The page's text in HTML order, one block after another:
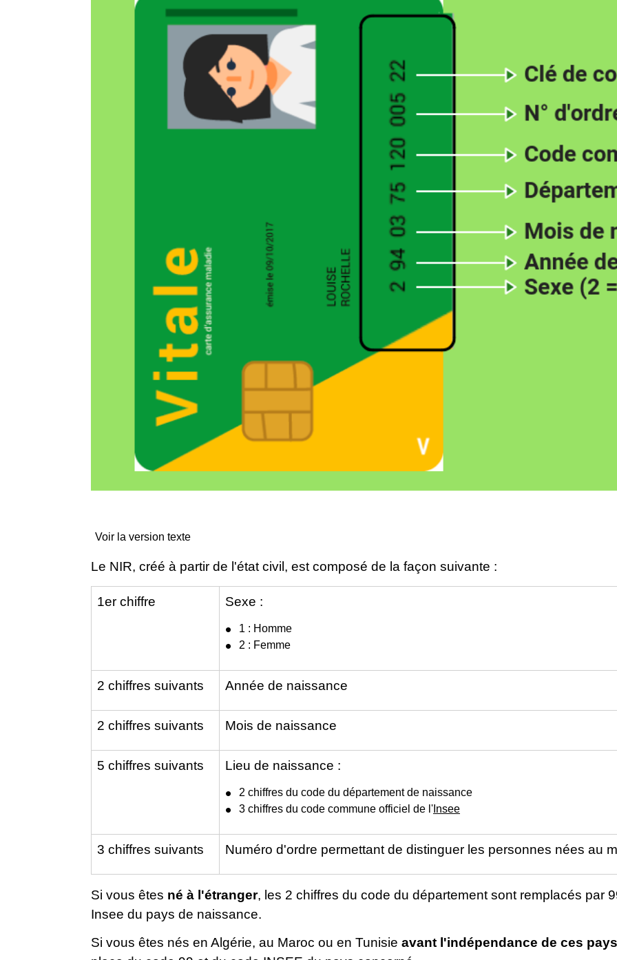
Voir la version texte
Le NIR, créé à partir de l'état civil, est composé de la façon suivante :
1er chiffre Sexe :
1 : Homme
2 : Femme
2 chiffres suivants Année de naissance
2 chiffres suivants Mois de naissance
5 chiffres suivants Lieu de naissance :
2 chiffres du code du département de naissance
3 chiffres du code commune officiel de l' Insee
3 chiffres suivants Numéro d'ordre permettant de distinguer les personnes nées au
Si vous êtes né à l'étranger, les 2 chiffres du code du département sont remplacés par
Insee du pays de naissance.
Si vous êtes nés en Algérie, au Maroc ou en Tunisie avant l'indépendance de ces pays